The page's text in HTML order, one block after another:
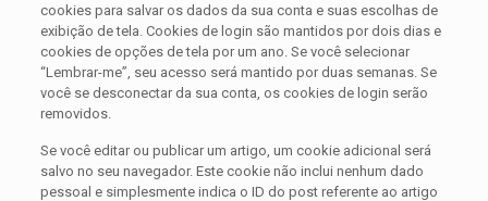
cookies para salvar os dados da sua conta e suas escolhas de
exibição de tela. Cookies de login são mantidos por dois dias e
cookies de opções de tela por um ano. Se você selecionar
“Lembrar-me”, seu acesso será mantido por duas semanas. Se
você se desconectar da sua conta, os cookies de login serão
removidos.
Se você editar ou publicar um artigo, um cookie adicional será
salvo no seu navegador. Este cookie não inclui nenhum dado
pessoal e simplesmente indica o ID do post referente ao artigo